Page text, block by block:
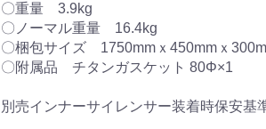
〇重量 3.9kg
〇ノーマル重量 16.4kg
〇梱包サイズ 1750mmｘ450mmｘ
〇附属品 チタンガスケット 80Φ×1
別売インナーサイレンサー装着時保安基